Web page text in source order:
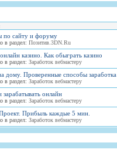
по сайту и форуму
в раздел: Позитив.3DN.Ru
казино. Как обыграть казино
в раздел: Заработок вебмастеру
дому. Проверенные способы заработка
в раздел: Заработок вебмастеру
зарабатывать онлайн
в раздел: Заработок вебмастеру
Прибыль каждые 5 мин.
в раздел: Заработок вебмастеру